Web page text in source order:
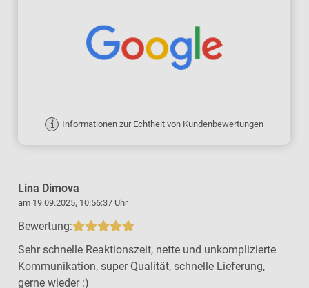
Informationen zur Echtheit von Kundenbewertungen
Lina Dimova
am 19.09.2025, 10:56:37 Uhr
Bewertung:
Sehr schnelle Reaktionszeit, nette und unkomplizierte
Kommunikation, super Qualität, schnelle Lieferung,
gerne wieder :)